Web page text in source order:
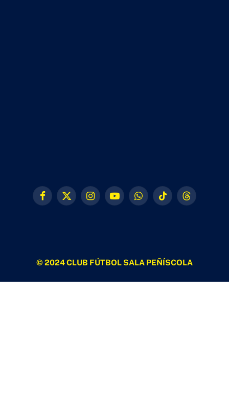
Facebook
X
InstagramYouTubeWhatsAppTikTok Threads
© 2024 CLUB FÚTBOL SALA PEÑÍSCOLA